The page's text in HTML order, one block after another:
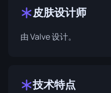
皮肤设计师
由Valve设计。
技术特点